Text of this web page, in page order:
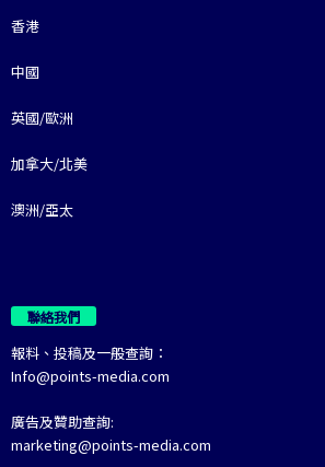
香港
中國
英國/歐洲
加拿大/北美
澳洲/亞太
聯絡我們
報料、投稿及一般查詢：
Info@points-media.com
廣告及贊助查詢:
marketing@points-media.com